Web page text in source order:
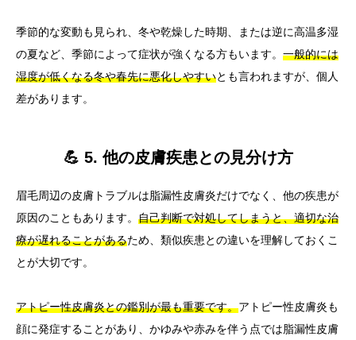
季節的な変動も見られ、冬や乾燥した時期、または逆に高温多湿
の夏など、季節によって症状が強くなる方もいます。 一般的には
湿度が低くなる冬や春先に悪化しやすいとも言われますが、個人
差があります。
💪 5. 他の皮膚疾患との見分け方
眉毛周辺の皮膚トラブルは脂漏性皮膚炎だけでなく、他の疾患が
原因のこともあります。 自己判断で対処してしまうと、適切な治
療が遅れることがあるため、類似疾患との違いを理解しておくこ
とが大切です。
アトピー性皮膚炎との鑑別が最も重要です。アトピー性皮膚炎も
顔に発症することがあり、かゆみや赤みを伴う点では脂漏性皮膚